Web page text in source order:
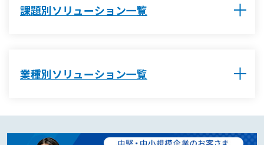
課題別ソリューション一覧
業種別ソリューション一覧